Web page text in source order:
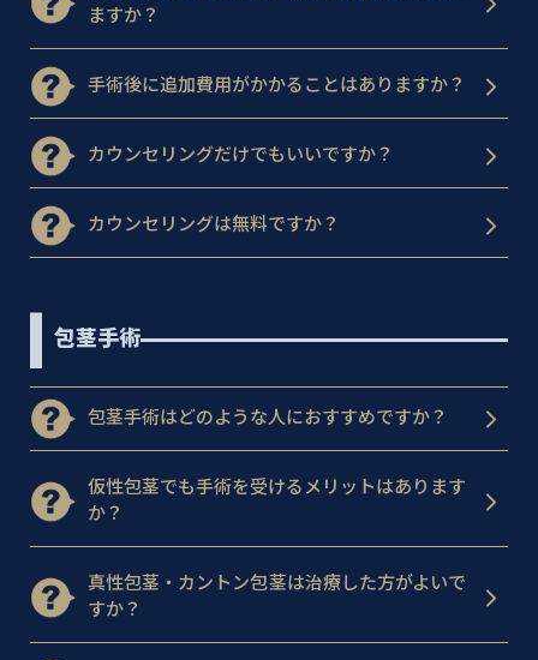
ますか？
手術後に追加費用がかかることはありますか？
カウンセリングだけでもいいですか？
カウンセリングは無料ですか？
包茎手術
包茎手術はどのような人におすすめですか？
仮性包茎でも手術を受けるメリットはあります
か？
真性包茎・カントン包茎は治療した方がよいで
すか？